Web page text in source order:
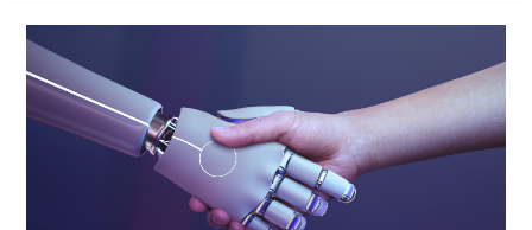
Conheça
a
ISO/IEC
42001